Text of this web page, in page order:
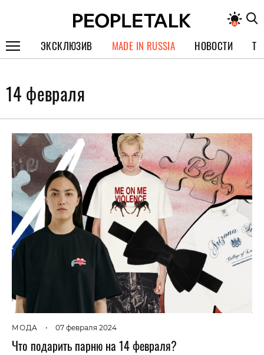
ЭКСКЛЮЗИВ
СПЕЦПРОЕКТЫ
ИНТЕРВЬЮ
ПОКОЛЕНИЕ
MADE IN RUSSIA НОВОСТИ
14 февраля
МОДА • 07 февраля 2024
Что подарить парню на 14 февраля?